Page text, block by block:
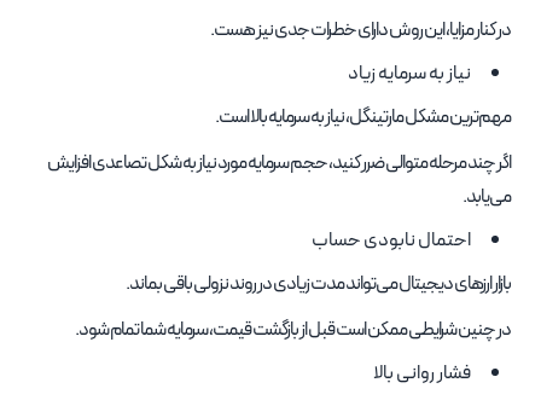
در کنار مزایا، این روش دارای خطرات جدی نیز هست.
نیاز به سرمایه زیاد
مهم‌ترین مشکل مارتینگل، نیاز به سرمایه بالا است.
اگر چند مرحله متوالی ضرر کنید، حجم سرمایه مورد نیاز به شکل تصاعدی افزایش
می‌یابد.
احتمال نابودی حساب
بازار ارزهای دیجیتال می‌تواند مدت زیادی در روند نزولی باقی بماند.
در چنین شرایطی ممکن است قبل از بازگشت قیمت، سرمایه شما تمام شود.
فشار روانی بالا